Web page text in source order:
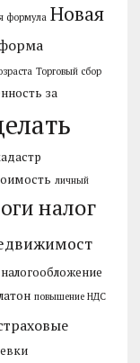
формула Новая
Торговый сбор
за
личный
налог
налогообложение
повышение НДС